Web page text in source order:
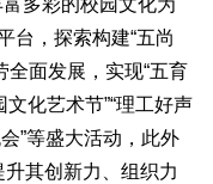
多彩的校园文化为
台，探索构建“五尚
全面发展，实现“五育
文化艺术节”“理工好声
会”等盛大活动，此外
其创新力、组织力